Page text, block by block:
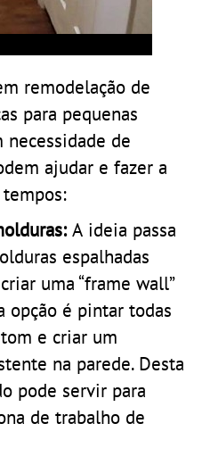
remodelação de
para pequenas
necessidade de
ajudar e fazer a
A ideia passa
espalhadas
uma “frame wall”
opção é pintar todas
e criar um
na parede. Desta
pode servir para
de trabalho de